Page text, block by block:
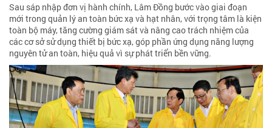
Sau sáp nhập đơn vị hành chính, Lâm Đồng bước vào giai đoạn
mới trong quản lý an toàn bức xạ và hạt nhân, với trọng tâm là kiện
toàn bộ máy, tăng cường giám sát và nâng cao trách nhiệm của
các cơ sở sử dụng thiết bị bức xạ, góp phần ứng dụng năng lượng
nguyên tử an toàn, hiệu quả vì sự phát triển bền vững.